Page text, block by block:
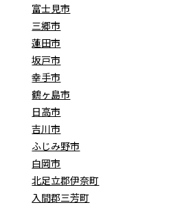
富士見市
三郷市
蓮田市
坂戸市
幸手市
鶴ヶ島市
日高市
吉川市
ふじみ野市
白岡市
北足立郡伊奈町
入間郡三芳町